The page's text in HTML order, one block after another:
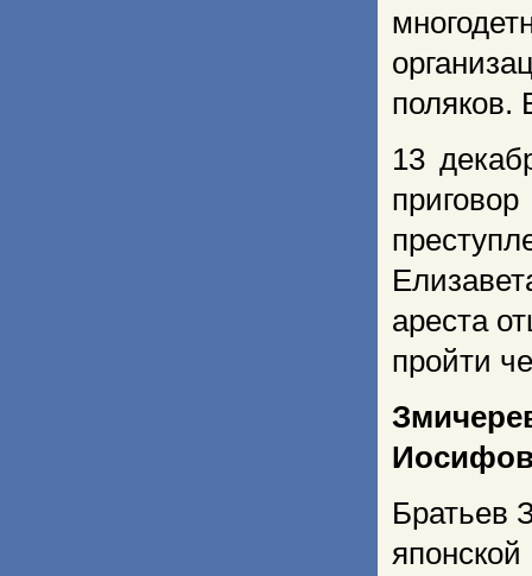
поляков.
13
ареста
пройти
Братьев